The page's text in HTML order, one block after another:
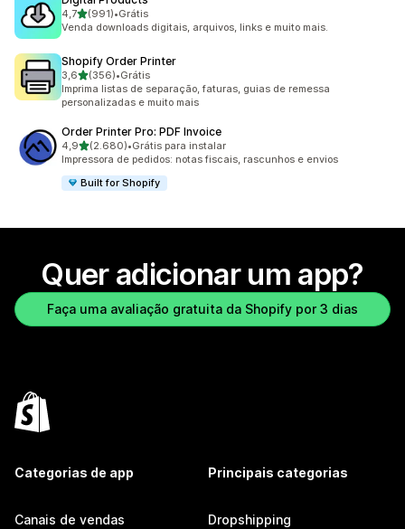
4,7de 5 estrelas
(991)
991 avaliações ao todo
•Grátis
Venda downloads digitais, arquivos, links e muito mais.
Shopify Order Printer
3,6de 5 estrelas
(356)
356 avaliações ao todo
•Grátis
Imprima listas de separação, faturas, guias de remessa
personalizadas e muito mais
Order Printer Pro: PDF Invoice
4,9de 5 estrelas
(2.680)
2680 avaliações ao todo
•Grátis para instalar
Impressora de pedidos: notas fiscais, rascunhos e envios
Built for Shopify
Quer adicionar um app?
Faça uma avaliação gratuita da Shopify por 3 dias
Categorias de app
Canais de vendas
Principais categorias
Dropshipping